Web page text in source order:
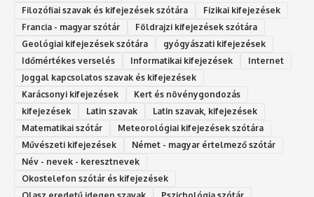
Filozófiai szavak és kifejezések szótára
Fizikai kifejezések
Francia - magyar szótár
Földrajzi kifejezések szótára
Geológiai kifejezések szótára
gyógyászati kifejezések
Időmértékes verselés
Informatikai kifejezések
Internet
Joggal kapcsolatos szavak és kifejezések
Karácsonyi kifejezések
Kert és növénygondozás
kifejezések
Latin szavak
Latin szavak, kifejezések
Matematikai szótár
Meteorológiai kifejezések szótára
Művészeti kifejezések
Német - magyar értelmező szótár
Név - nevek - keresztnevek
Okostelefon szótár és kifejezések